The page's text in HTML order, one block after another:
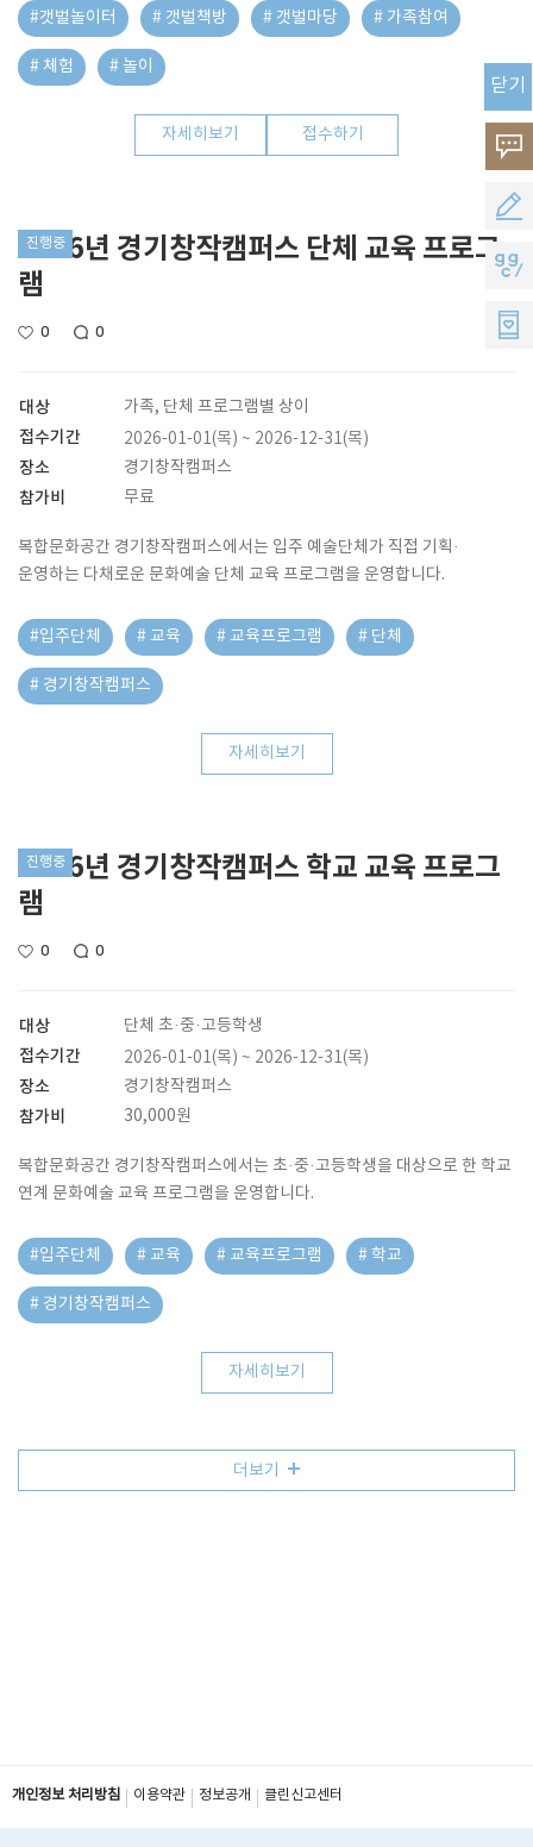
고
의
리
공
모
지
지
닫기
#갯벌놀이터 # 갯벌책방 # 갯벌마당 # 가족참여
# 체험 # 놀이
자세히보기 접수하기
진행중
2026년 경기창작캠퍼스 단체 교육 프로그
램
0 0
대상 가족, 단체 프로그램별 상이
접수기간 2026-01-01(목) ~ 2026-12-31(목)
장소 경기창작캠퍼스
참가비 무료
복합문화공간 경기창작캠퍼스에서는 입주 예술단체가 직접 기획·
운영하는 다채로운 문화예술 단체 교육 프로그램을 운영합니다.
#입주단체 # 교육 # 교육프로그램 # 단체
# 경기창작캠퍼스
자세히보기
진행중
2026년 경기창작캠퍼스 학교 교육 프로그
램
0 0
대상 단체 초·중·고등학생
접수기간 2026-01-01(목) ~ 2026-12-31(목)
장소 경기창작캠퍼스
참가비 30,000원
복합문화공간 경기창작캠퍼스에서는 초·중·고등학생을 대상으로 한 학교
연계 문화예술 교육 프로그램을 운영합니다.
#입주단체 # 교육 # 교육프로그램 # 학교
# 경기창작캠퍼스
자세히보기
더보기
개인정보 처리방침 이용약관 정보공개 클린신고센터